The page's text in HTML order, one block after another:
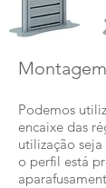
Podemos
encaixe das
utilização
o perfil está